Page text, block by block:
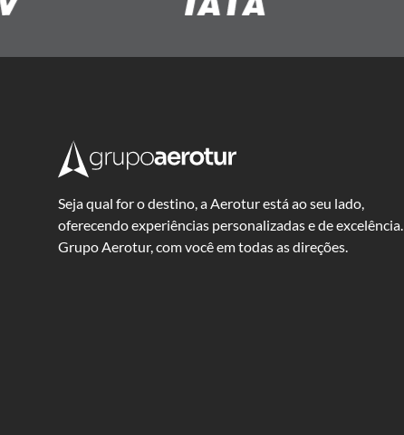
Seja qual for o destino, a Aerotur está ao seu lado,
oferecendo experiências personalizadas e de excelência.
Grupo Aerotur, com você em todas as direções.